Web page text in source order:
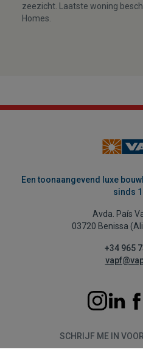
zeezicht. Laatste woning
Homes.
Een toonaangevend luxe
sinds
Avda. País
03720 Benissa
+34 965
SCHRIJF ME IN